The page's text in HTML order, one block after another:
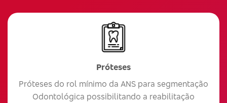
Próteses
Próteses do rol mínimo da ANS para segmentação
Odontológica possibilitando a reabilitação